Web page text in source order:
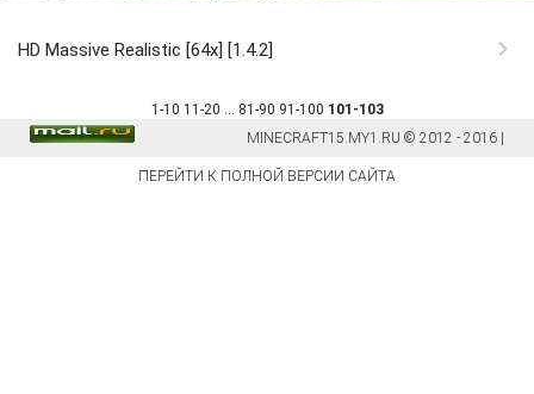
HD Massive Realistic [64x] [1.4.2]
1-10 11-20 ... 81-90 91-100 101-103
MINECRAFT15.MY1.RU © 2012 - 2016 |
ПЕРЕЙТИ К ПОЛНОЙ ВЕРСИИ САЙТА